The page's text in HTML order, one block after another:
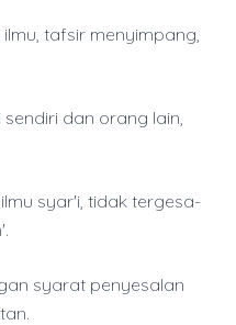
tafsir menyimpang,
dan orang lain,
syar'i, tidak tergesa-
syarat penyesalan